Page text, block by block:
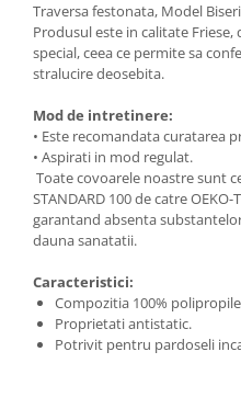
Traversa festonata, Model
Produsul este in calitate
special, ceea ce permite sa
stralucire deosebita.
Mod de intretinere:
• Este recomandata curatarea
• Aspirati in mod regulat.
Toate covoarele noastre sunt
STANDARD 100 de catre OEKO-
garantand absenta
dauna sanatatii.
Caracteristici:
Compozitia 100%
Proprietati antistatic.
Potrivit pentru pardoseli